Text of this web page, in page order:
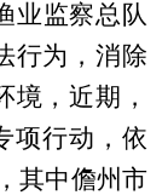
业监察总队
行为，消除
境，近期，
项行动，依
其中儋州市